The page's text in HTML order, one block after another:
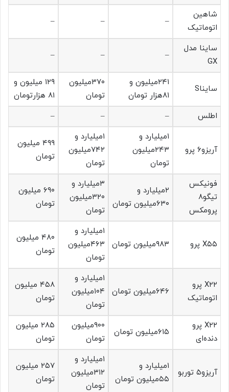
شاهین
اتوماتیک
–
–
–
ساینا مدل
GX
–
–
–
سایناS
۲۴۱میلیون و
۸۱هزار تومان
۳۷۰میلیون
تومان
۱۲۹ میلیون و
۸۱ هزارتومان
اطلس
–
–
–
آریزو۶ پرو
۱میلیارد و
۲۴۳میلیون
تومان
۱میلیارد و
۷۴۲میلیون
تومان
۴۹۹ میلیون
تومان
فونیکس
تیگو۸
پرومکس
۲میلیارد و
۶۳۰میلیون تومان
۳میلیارد و
۳۲۰میلیون
تومان
۶۹۰ میلیون
تومان
X۵۵ پرو ۹۸۳میلیون تومان
۱میلیارد و
۴۶۳میلیون
تومان
۴۸۰ میلیون
تومان
X۲۲ پرو
اتوماتیک
۶۴۶میلیون تومان
۱میلیارد و
۱۰۴میلیون
تومان
۴۵۸ میلیون
تومان
X۲۲ پرو
دنده‌ای
۶۱۵میلیون تومان
۹۰۰میلیون
تومان
۲۸۵ میلیون
تومان
آریزو۵ توربو
۱میلیارد و
۵۵میلیون تومان
۱میلیارد و
۳۱۲میلیون
تومان
۲۵۷ میلیون
تومان